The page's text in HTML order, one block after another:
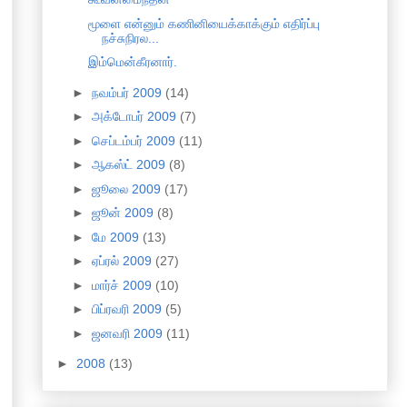
மூளை என்னும் கணினியைக்காக்கும் எதிர்ப்பு
நச்சுநிரல...
இம்மென்கீரனார்.
► நவம்பர் 2009 (14)
► அக்டோபர் 2009 (7)
► செப்டம்பர் 2009 (11)
► ஆகஸ்ட் 2009 (8)
► ஜூலை 2009 (17)
► ஜூன் 2009 (8)
► மே 2009 (13)
► ஏப்ரல் 2009 (27)
► மார்ச் 2009 (10)
► பிப்ரவரி 2009 (5)
► ஜனவரி 2009 (11)
► 2008 (13)